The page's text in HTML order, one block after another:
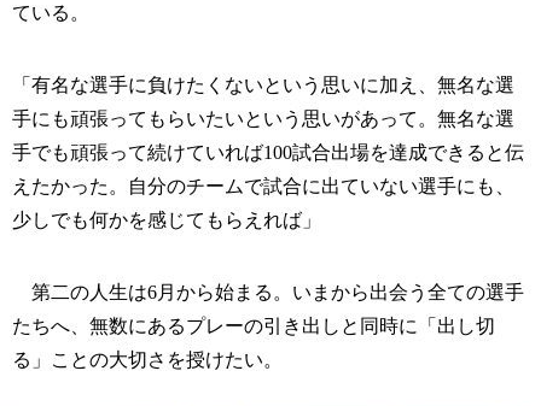
ている。
「有名な選手に負けたくないという思いに加え、無名な選
手にも頑張ってもらいたいという思いがあって。無名な選
手でも頑張って続けていれば100試合出場を達成できると伝
えたかった。自分のチームで試合に出ていない選手にも、
少しでも何かを感じてもらえれば」
第二の人生は6月から始まる。いまから出会う全ての選手
たちへ、無数にあるプレーの引き出しと同時に「出し切
る」ことの大切さを授けたい。